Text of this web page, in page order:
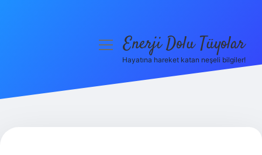
menüyüEnerji Dolu Tüyolar
Hayatına hareket katan neşeli bilgiler!